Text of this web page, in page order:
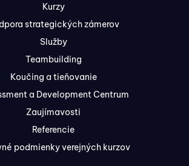
Kurzy
strategických zámerov
Služby
Teambuilding
Koučing a tieňovanie
a Development Centrum
Zaujímavosti
Referencie
podmienky verejných kurzov